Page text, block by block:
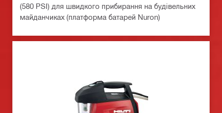
(580 PSI) для швидкого прибирання на будівельних
майданчиках (платформа батарей Nuron)